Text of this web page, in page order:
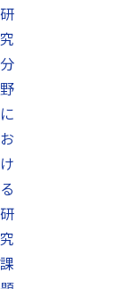
研
究
分
野
に
お
け
る
研
究
課